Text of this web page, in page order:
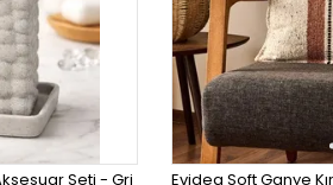
Seti - Gri Evidea Soft Ganye